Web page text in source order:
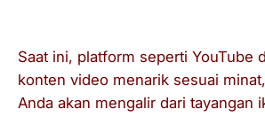
Saat ini, platform seperti YouTube
konten video menarik sesuai
Anda akan mengalir dari tayangan